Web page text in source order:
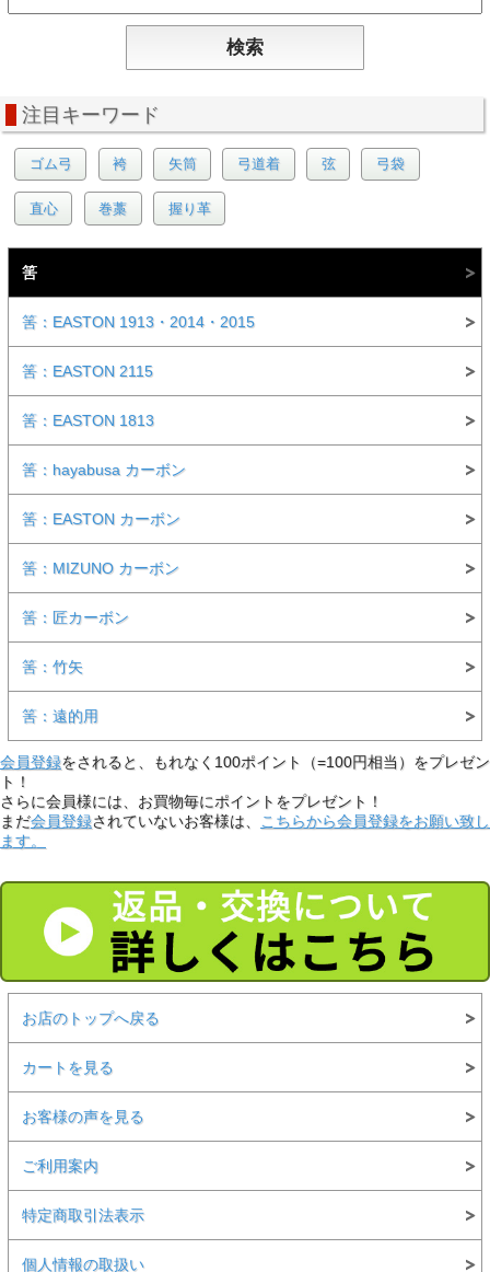
注目キーワード
ゴム弓 袴 矢筒 弓道着 弦 弓袋
直心 巻藁 握り革
筈
筈：EASTON 1913・2014・2015
筈：EASTON 2115
筈：EASTON 1813
筈：hayabusa カーボン
筈：EASTON カーボン
筈：MIZUNO カーボン
筈：匠カーボン
筈：竹矢
筈：遠的用
会員登録をされると、もれなく100ポイント（=100円相当）をプレゼン
ト！
さらに会員様には、お買物毎にポイントをプレゼント！
まだ会員登録されていないお客様は、
こちらから会員登録をお願い致し
ます。
お店のトップへ戻る
カートを見る
お客様の声を見る
ご利用案内
特定商取引法表示
個人情報の取扱い